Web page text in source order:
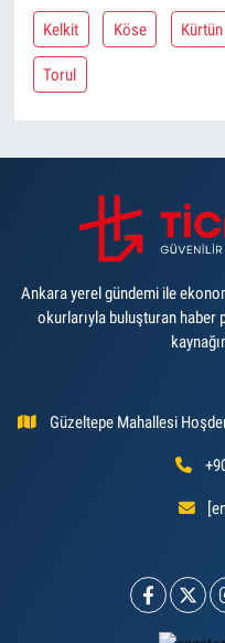
Kelkit Köse Kürtün
Torul
Ankara yerel gündemi ile
okurlarıyla buluşturan haber
Güzeltepe Mahallesi